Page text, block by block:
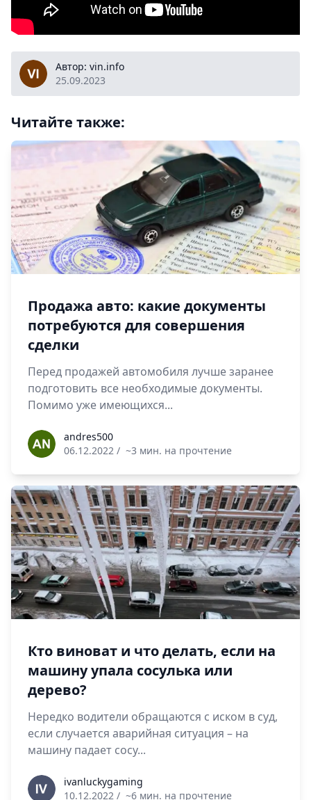
vin.infoАвтор: vin.info
25.09.2023
Читайте также:
Продажа авто: какие документы
потребуются для совершения
сделки
Перед продажей автомобиля лучше заранее
подготовить все необходимые документы.
Помимо уже имеющихся...
andres500andres500
06.12.2022 / ~3 мин. на прочтение
Кто виноват и что делать, если на
машину упала сосулька или
дерево?
Нередко водители обращаются с иском в суд,
если случается аварийная ситуация – на
машину падает сосу...
ivanluckygaming
ivanluckygaming
10.12.2022 / ~6 мин. на прочтение